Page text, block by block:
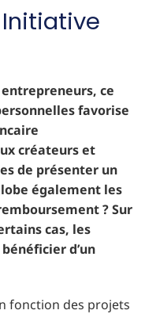
Initiative
ce
favorise
créateurs et
de présenter un
également les
? Sur
cas, les
d’un
fonction des projets